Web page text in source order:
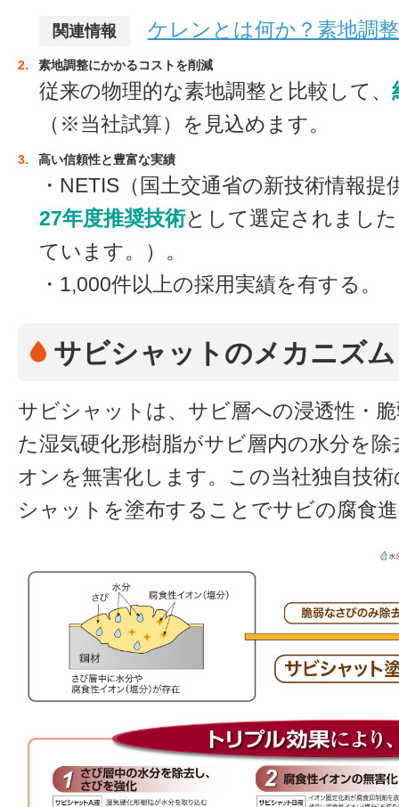
関連情報 ケレンとは何か？素地調
2. 素地調整にかかるコストを削減
従来の物理的な素地調整と比較して、
（※当社試算）を見込めます。
3. 高い信頼性と豊富な実績
・NETIS（国土交通省の新技術情報
27年度推奨技術として選定されまし
ています。）。
・1,000件以上の採用実績を有する。
サビシャットのメカニズム
サビシャットは、サビ層への浸透性・
た湿気硬化形樹脂がサビ層内の水分を
オンを無害化します。この当社独自技
シャットを塗布することでサビの腐食